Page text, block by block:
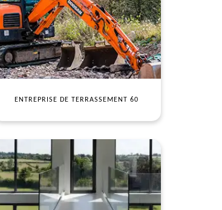
ENTREPRISE DE TERRASSEMENT 60